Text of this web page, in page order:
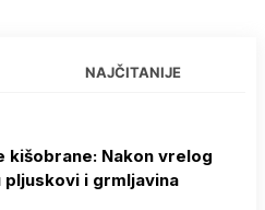
NAJČITANIJE
kišobrane: Nakon vrelog
pljuskovi i grmljavina